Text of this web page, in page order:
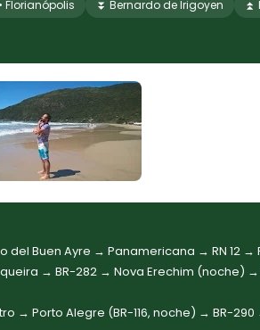
Florianópolis ⏬ Bernardo de Irigoyen
Buen Ayre → Panamericana → RN 12 →
→ BR-282 → Nova Erechim (noche)
→ Porto Alegre (BR-116, noche) → BR-